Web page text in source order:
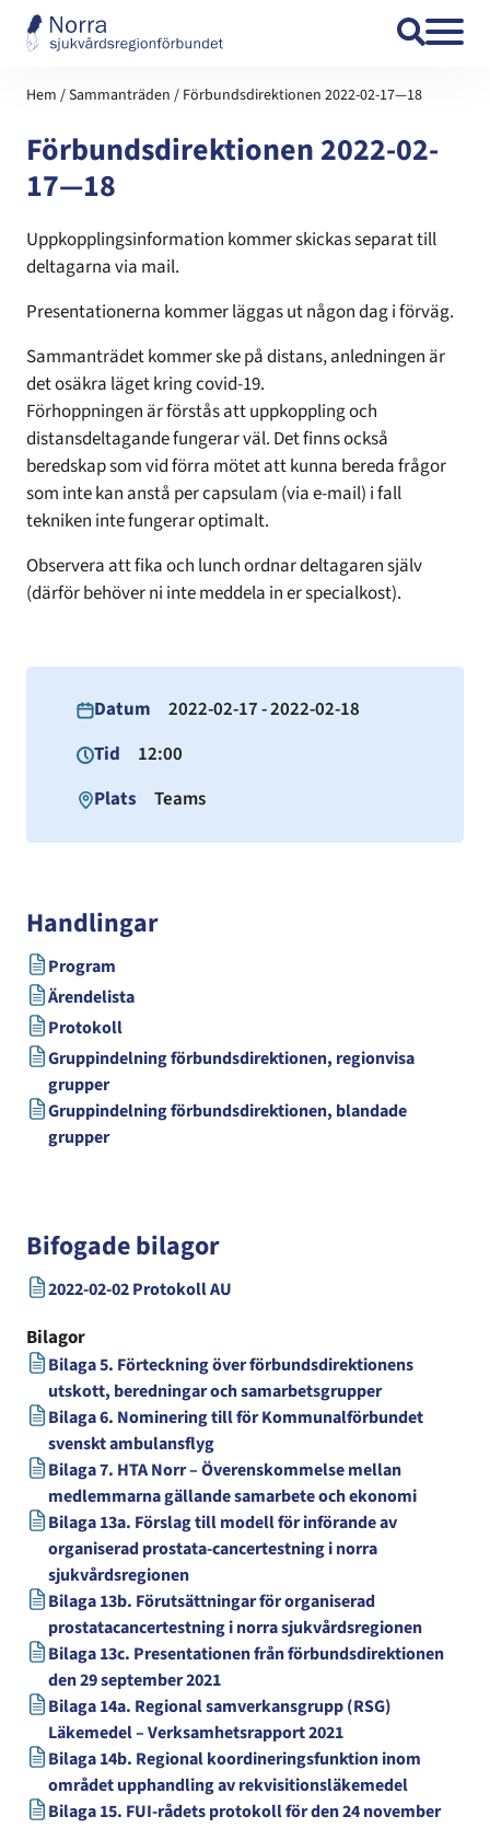
Hem /Sammanträden / Förbundsdirektionen 2022-02-17—18
Förbundsdirektionen 2022-02-
17—18
Uppkopplingsinformation kommer skickas separat till
deltagarna via mail.
Presentationerna kommer läggas ut någon dag i förväg.
Sammanträdet kommer ske på distans, anledningen är
det osäkra läget kring covid-19.
Förhoppningen är förstås att uppkoppling och
distansdeltagande fungerar väl. Det finns också
beredskap som vid förra mötet att kunna bereda frågor
som inte kan anstå per capsulam (via e-mail) i fall
tekniken inte fungerar optimalt.
Observera att fika och lunch ordnar deltagaren själv
(därför behöver ni inte meddela in er specialkost).
Datum
2022-02-17 - 2022-02-18
Tid
12:00
Plats
Teams
Handlingar
Program
Ärendelista
Protokoll
Gruppindelning förbundsdirektionen, regionvisa
grupper
Gruppindelning förbundsdirektionen, blandade
grupper
Bifogade bilagor
2022-02-02 Protokoll AU
Bilagor
Bilaga 5. Förteckning över förbundsdirektionens
utskott, beredningar och samarbetsgrupper
Bilaga 6. Nominering till för Kommunalförbundet
svenskt ambulansflyg
Bilaga 7. HTA Norr – Överenskommelse mellan
medlemmarna gällande samarbete och ekonomi
Bilaga 13a. Förslag till modell för införande av
organiserad prostata-cancertestning i norra
sjukvårdsregionen
Bilaga 13b. Förutsättningar för organiserad
prostatacancertestning i norra sjukvårdsregionen
Bilaga 13c. Presentationen från förbundsdirektionen
den 29 september 2021
Bilaga 14a. Regional samverkansgrupp (RSG)
Läkemedel – Verksamhetsrapport 2021
Bilaga 14b. Regional koordineringsfunktion inom
området upphandling av rekvisitionsläkemedel
Bilaga 15. FUI-rådets protokoll för den 24 november